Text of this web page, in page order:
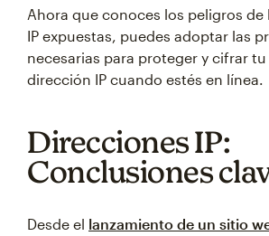
Ahora que conoces los peligros de
IP expuestas, puedes adoptar las
necesarias para proteger y cifrar
dirección IP cuando estés en línea.
Direcciones IP:
Conclusiones
Desde el lanzamiento de un sitio